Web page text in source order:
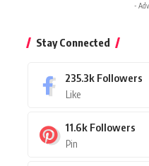
-
Stay Connected
235.3k Followers
Like
11.6k Followers
Pin